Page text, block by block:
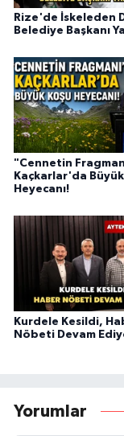
Rize'de İskeleden
Belediye Başkanı
"Cennetin
Kaçkarlar'da
Heyecanı!
Kurdele Kesildi,
Nöbeti Devam
Yorumlar